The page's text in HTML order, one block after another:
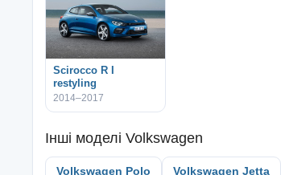
Scirocco R I
restyling
2014–2017
Інші моделі Volkswagen
Volkswagen Polo Volkswagen Jetta